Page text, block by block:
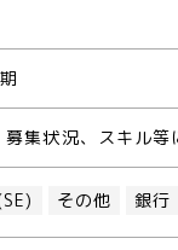
集状況、スキル
その他 銀行